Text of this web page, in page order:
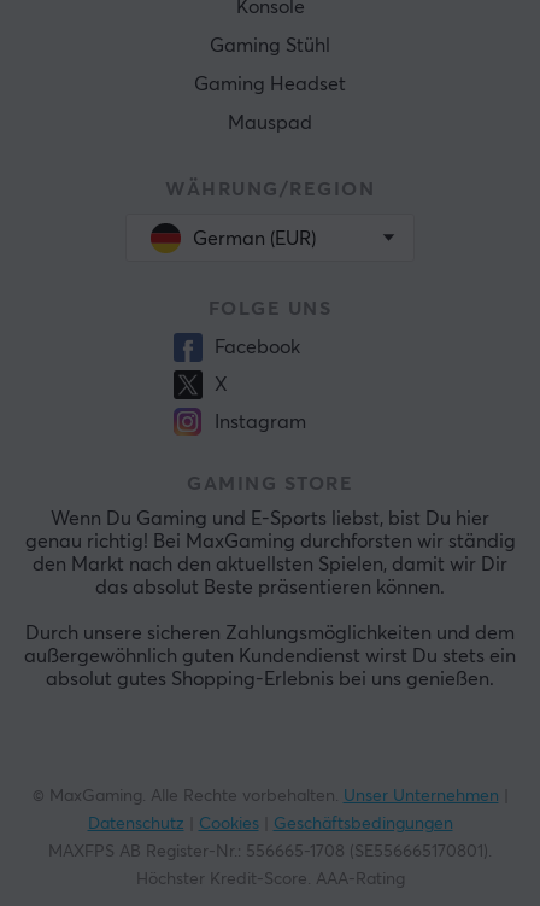
Konsole
Gaming Stühl
Gaming Headset
Mauspad
WÄHRUNG/REGION
German (EUR)
FOLGE UNS
Facebook
X
Instagram
GAMING STORE
Wenn Du Gaming und E-Sports liebst, bist Du hier
genau richtig! Bei MaxGaming durchforsten wir ständig
den Markt nach den aktuellsten Spielen, damit wir Dir
das absolut Beste präsentieren können.
Durch unsere sicheren Zahlungsmöglichkeiten und dem
außergewöhnlich guten Kundendienst wirst Du stets ein
absolut gutes Shopping-Erlebnis bei uns genießen.
© MaxGaming. Alle Rechte vorbehalten. Unser Unternehmen
Datenschutz
Cookies|
Geschäftsbedingungen
MAXFPS AB Register-Nr.: 556665-1708 (SE556665170801).
Höchster Kredit-Score. AAA-Rating